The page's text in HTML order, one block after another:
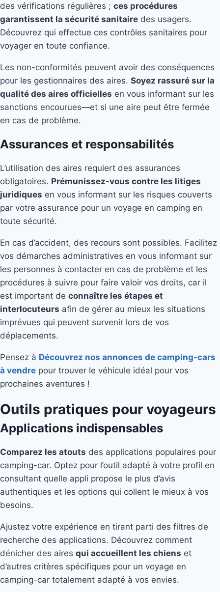
des vérifications régulières ; ces procédures
garantissent la sécurité sanitaire des usagers.
Découvrez qui effectue ces contrôles sanitaires pour
voyager en toute confiance.
Les non-conformités peuvent avoir des conséquences
pour les gestionnaires des aires. Soyez rassuré sur la
qualité des aires officielles en vous informant sur les
sanctions encourues—et si une aire peut être fermée
en cas de problème.
Assurances et responsabilités
L’utilisation des aires requiert des assurances
obligatoires. Prémunissez-vous contre les litiges
juridiques en vous informant sur les risques couverts
par votre assurance pour un voyage en camping en
toute sécurité.
En cas d’accident, des recours sont possibles. Facilitez
vos démarches administratives en vous informant sur
les personnes à contacter en cas de problème et les
procédures à suivre pour faire valoir vos droits, car il
est important de connaître les étapes et
interlocuteurs afin de gérer au mieux les situations
imprévues qui peuvent survenir lors de vos
déplacements.
Pensez à Découvrez nos annonces de camping-cars
à vendre pour trouver le véhicule idéal pour vos
prochaines aventures !
Outils pratiques pour voyageurs
Applications indispensables
Comparez les atouts des applications populaires pour
camping-car. Optez pour l’outil adapté à votre profil en
consultant quelle appli propose le plus d’avis
authentiques et les options qui collent le mieux à vos
besoins.
Ajustez votre expérience en tirant parti des filtres de
recherche des applications. Découvrez comment
dénicher des aires qui accueillent les chiens et
d’autres critères spécifiques pour un voyage en
camping-car totalement adapté à vos envies.